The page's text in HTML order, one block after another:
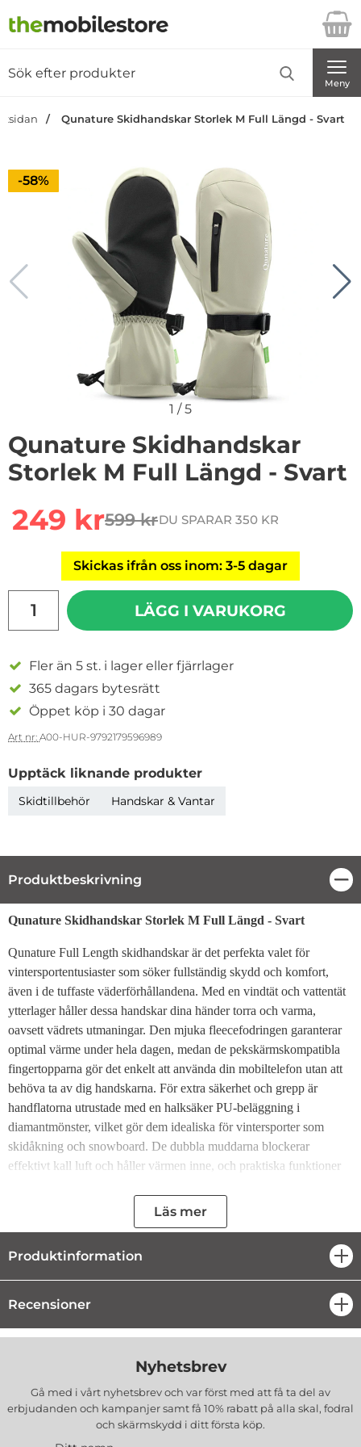
Startsidan för Danira Telecom AB
Meny
Qunature Skidhandskar Storlek M Full Längd - Svart
Priset är nedsatt med
-58%
1 /5
Qunature Skidhandskar
Storlek M Full Längd - Svart
rea pris
249 krtidigare pris
599 krDU SPARAR 350 KR
Skickas ifrån oss inom: 3-5 dagar
LÄGG I VARUKORG
Fler än 5 st. i lager eller fjärrlager
365 dagars bytesrätt
Öppet köp i 30 dagar
Art nr: A00-HUR-9792179596989
Upptäck liknande produkter
Skidtillbehör Handskar & Vantar
Produktbeskrivning
Produktbeskrivning
Qunature Skidhandskar Storlek M Full Längd - Svart
Qunature Full Length skidhandskar är det perfekta valet för
vintersportentusiaster som söker fullständig skydd och komfort,
även i de tuffaste väderförhållandena. Med en vindtät och vattentät
ytterlager håller dessa handskar dina händer torra och varma,
oavsett vädrets utmaningar. Den mjuka fleecefodringen garanterar
optimal värme under hela dagen, medan de pekskärmskompatibla
fingertopparna gör det enkelt att använda din mobiltelefon utan att
behöva ta av dig handskarna. För extra säkerhet och grepp är
handflatorna utrustade med en halksäker PU-beläggning i
diamantmönster, vilket gör dem idealiska för vintersporter som
skidåkning och snowboard. De dubbla muddarna blockerar
effektivt kall luft och håller värmen inne, och praktiska funktioner
Specifikationer:
Modell:Qunature Full Length
spandex
Storlek:M
Fördelar med Qunature Full Length Skidhandskar:
Vindtät och vattentät design:
Yttermaterialet skyddar effektivt mot kyla och fukt, vilket gör
dem idealiska för kalla och blöta dagar i backen.
Läs mer
Produktinformation
Recensioner
Nyhetsbrev
Gå med i vårt nyhetsbrev och var först med att få ta del av
erbjudanden och kampanjer samt få 10% rabatt på alla skal, fodral
och skärmskydd i ditt första köp.